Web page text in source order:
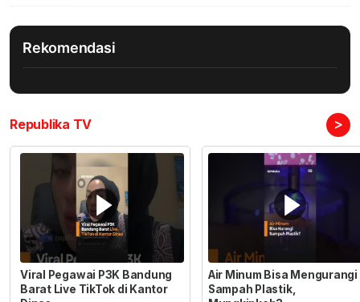
Rekomendasi
Republika TV >
Viral Pegawai P3K Bandung
Barat Live TikTok di Kantor
Air Minum Bisa Mengurangi
Sampah Plastik,